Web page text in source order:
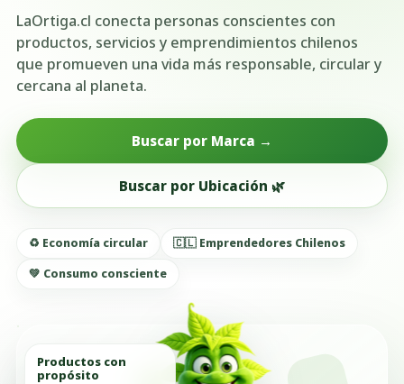
LaOrtiga.cl conecta personas conscientes con
productos, servicios y emprendimientos chilenos
que promueven una vida más responsable, circular y
cercana al planeta.
Buscar por Marca →
Buscar por Ubicación 🌿
♻️ Economía circular
🇨🇱 Emprendedores Chilenos
💚 Consumo consciente
Productos con
propósito